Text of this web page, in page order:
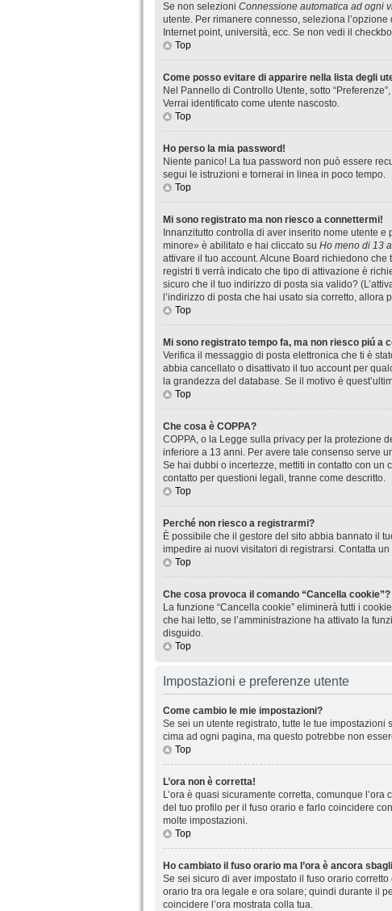
Se non selezioni Connessione automatica ad ogni
utente. Per rimanere connesso, seleziona
Internet point, università, ecc. Se non vedi il
Top
Come posso evitare di apparire nella lista degli
Nel Pannello di Controllo Utente, sotto
Verrai identificato come utente nascosto.
Top
Ho perso la mia password!
Niente panico! La tua password non può essere
segui le istruzioni e tornerai in linea in poco tempo.
Top
Mi sono registrato ma non riesco a connettermi!
Innanzitutto controlla di aver inserito nome utente
minore» è abilitato e hai cliccato su Ho meno di 13
attivare il tuo account. Alcune Board richiedono
registri ti verrà indicato che tipo di attivazione è
sicuro che il tuo indirizzo di posta sia valido?
l’indirizzo di posta che hai usato sia corretto, allora
Top
Mi sono registrato tempo fa, ma non riesco piú a
Verifica il messaggio di posta elettronica che ti è
abbia cancellato o disattivato il tuo account per
la grandezza del database. Se il motivo è
Top
Che cosa è COPPA?
COPPA, o la Legge sulla privacy per la protezione
inferiore a 13 anni. Per avere tale consenso serve
Se hai dubbi o incertezze, mettiti in contatto con
contatto per questioni legali, tranne come descritto.
Top
Perché non riesco a registrarmi?
È possibile che il gestore del sito abbia bannato il
impedire ai nuovi visitatori di registrarsi. Contatta
Top
Che cosa provoca il comando “Cancella cookie”?
La funzione “Cancella cookie” eliminerà tutti i
che hai letto, se l’amministrazione ha attivato la
disguido.
Top
Impostazioni e preferenze utente
Come cambio le mie impostazioni?
Se sei un utente registrato, tutte le tue
cima ad ogni pagina, ma questo potrebbe non
Top
L’ora non è corretta!
L’ora è quasi sicuramente corretta, comunque
del tuo profilo per il fuso orario e farlo coincidere
molte impostazioni.
Top
Ho cambiato il fuso orario ma l’ora è ancora
Se sei sicuro di aver impostato il fuso orario
orario tra ora legale e ora solare; quindi durante il
coincidere l’ora mostrata colla tua.